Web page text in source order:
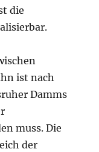
die
ist nach
Damms
muss. Die
der